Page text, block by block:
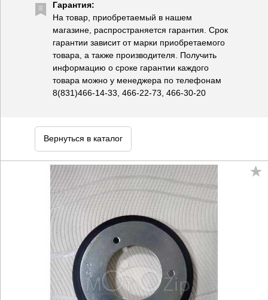
Гарантия:
На товар, приобретаемый в нашем
магазине, распространяется гарантия. Срок
гарантии зависит от марки приобретаемого
товара, а также производителя. Получить
информацию о сроке гарантии каждого
товара можно у менеджера по телефонам
8(831)466-14-33, 466-22-73, 466-30-20
Вернуться в каталог